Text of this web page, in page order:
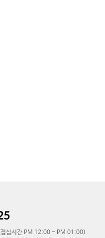
심시간 PM 12:00 - PM 01:00)